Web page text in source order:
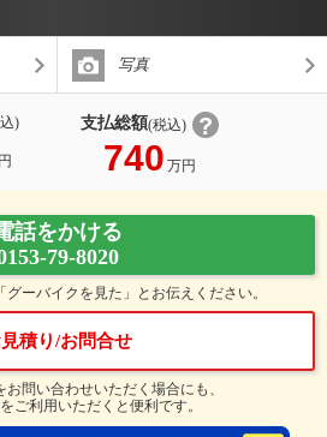
写真
) 支払総額(税込)
740 万円
話をかける
79-8020
ーバイクを見た」とお伝えください。
積り/お問合せ
問い合わせいただく場合にも、
ご利用いただくと便利です。